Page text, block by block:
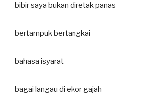
bibir saya bukan diretak panas
bertampuk bertangkai
bahasa isyarat
bagai langau di ekor gajah